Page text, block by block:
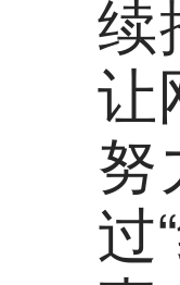
续
让
努
过